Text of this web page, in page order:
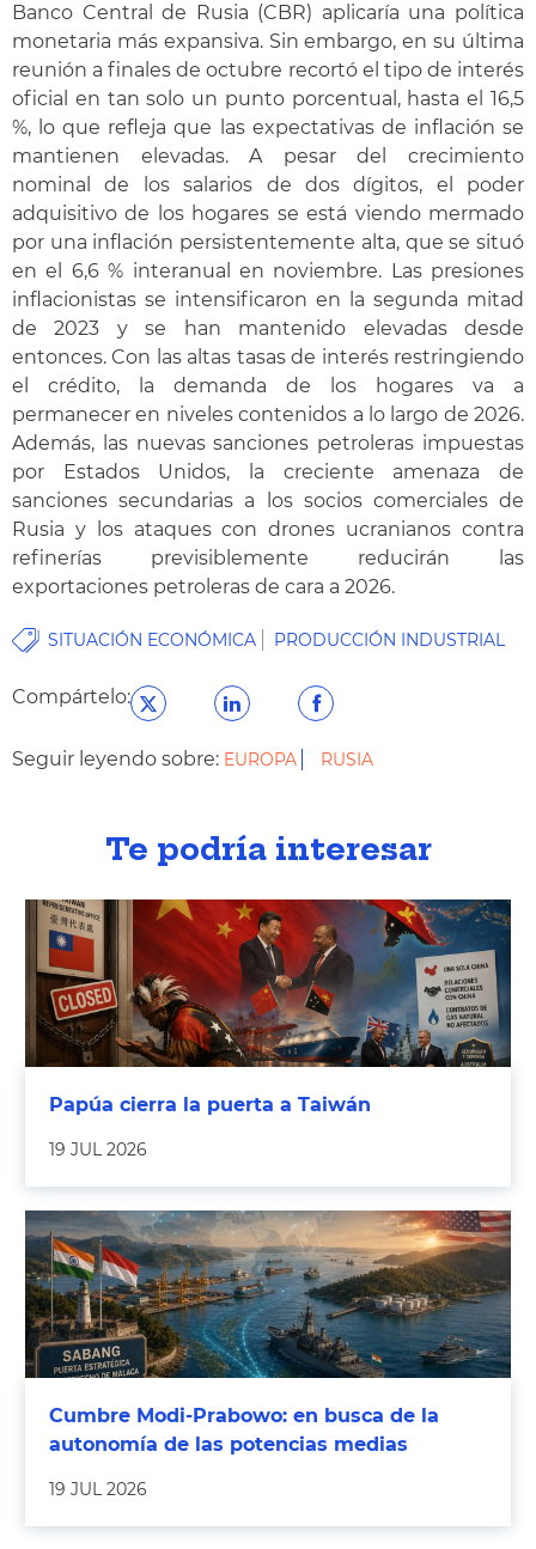
Banco Central de Rusia (CBR) aplicaría una política
monetaria más expansiva. Sin embargo, en su última
reunión a finales de octubre recortó el tipo de interés
oficial en tan solo un punto porcentual, hasta el 16,5
%, lo que refleja que las expectativas de inflación se
mantienen elevadas. A pesar del crecimiento
nominal de los salarios de dos dígitos, el poder
adquisitivo de los hogares se está viendo mermado
por una inflación persistentemente alta, que se situó
en el 6,6 % interanual en noviembre. Las presiones
inflacionistas se intensificaron en la segunda mitad
de 2023 y se han mantenido elevadas desde
entonces. Con las altas tasas de interés restringiendo
el crédito, la demanda de los hogares va a
permanecer en niveles contenidos a lo largo de 2026.
Además, las nuevas sanciones petroleras impuestas
por Estados Unidos, la creciente amenaza de
sanciones secundarias a los socios comerciales de
Rusia y los ataques con drones ucranianos contra
refinerías previsiblemente reducirán las
exportaciones petroleras de cara a 2026.
SITUACIÓN ECONÓMICA PRODUCCIÓN INDUSTRIAL
Compártelo:
Seguir leyendo sobre: EUROPA RUSIA
Te podría interesar
Papúa cierra la puerta a Taiwán
19 JUL 2026
Cumbre Modi-Prabowo: en busca de la
autonomía de las potencias medias
19 JUL 2026